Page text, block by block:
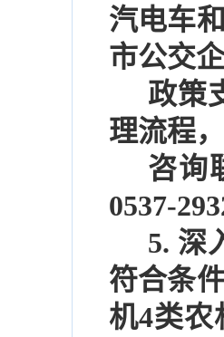
汽电车
市公交
政策
理流程
咨询
0537-
5. 深
符合条
机4类农